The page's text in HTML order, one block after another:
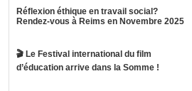
Réflexion éthique en travail social?
Rendez-vous à Reims en Novembre 2025
🎬 Le Festival international du film
d’éducation arrive dans la Somme !